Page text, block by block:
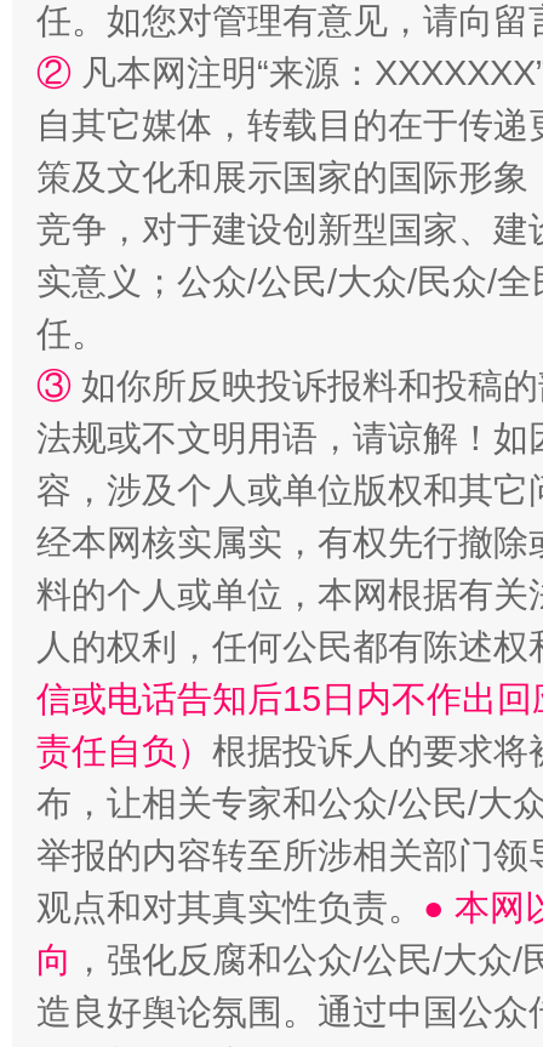
扯下公款旅游的“隐身衣” 如何以
任。如您对管理有意见，请向
② 凡本网注明“来源：
自其它媒体，转载目的在于传
策及文化和展示国家的国际形
竞争，对于建设创新型国家、
实意义；公众/公民/大众/民众/
任。
③ 如你所反映投诉报料和投稿
法规或不文明用语，请谅解！
容，涉及个人或单位版权和其它
经本网核实属实，有权先行撤
料的个人或单位，本网根据有
人的权利，任何公民都有陈述
信或电话告知后15日内不作出
责任自负） 根据投诉人的要求将
布，让相关专家和公众/公民/大
举报的内容转至所涉相关部门
观点和对其真实性负责。 ● 本网
向 ，强化反腐和公众/公民/大众
造良好舆论氛围。通过中国公